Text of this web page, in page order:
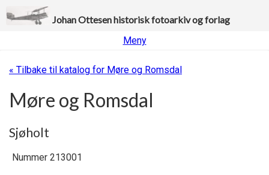
Johan Ottesen historisk fotoarkiv og forlag
Meny
« Tilbake til katalog for Møre og Romsdal
Møre og Romsdal
Sjøholt
Nummer 213001